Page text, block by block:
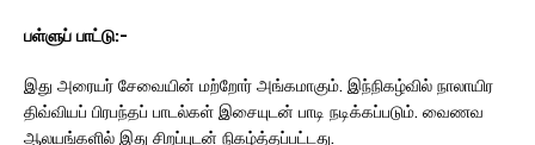
பள்ளுப்பாட்டு:-
இது அரையர் சேவையின் மற்றோர் அங்கமாகும். இந்நிகழ்வில் நாலாயிர
திவ்வியப் பிரபந்தப் பாடல்கள் இசையுடன் பாடி நடிக்கப்படும். வைணவ
ஆலயங்களில் இது சிறப்புடன் நிகழ்த்தப்பட்டது.